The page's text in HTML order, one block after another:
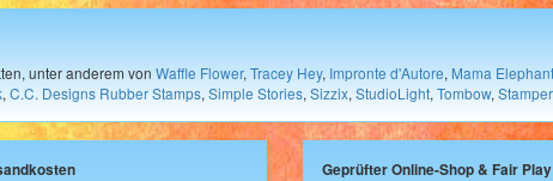
unter anderem von Waffle Flower, Tracey Hey, Impronte d'Autore, Mama Elephant
, C.C. Designs Rubber Stamps, Simple Stories, Sizzix, StudioLight, Tombow,
Geprüfter Online-Shop & Fair Play